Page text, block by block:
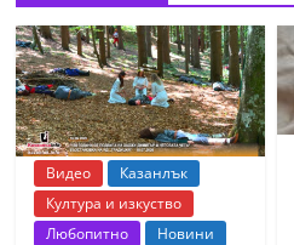
Видео
Казанлък
Култура и изкуство
Любопитно
Новини